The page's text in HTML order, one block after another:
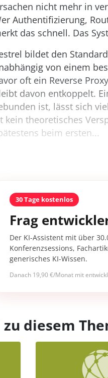
nicht mehr in
Authentifizierung,
das schnell. Das
bildet den
von einem
oft ein Reverse
davon entkoppelt.
ist, lässt sich
kein theoretisches
beim ersten...
30 Tage kostenlos
Frag
Der KI-Assistent mit über
Konferenzsessions,
generisches KI-Wissen.
Danach 19,90 €/Monat mit
diesem